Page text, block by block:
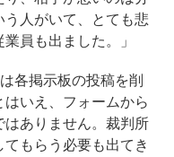
人がいて、とても悲
員も出ました。」
各掲示板の投稿を削
いえ、フォームから
ありません。裁判所
もらう必要も出てき